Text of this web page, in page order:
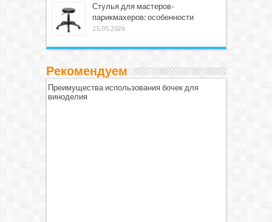
Стулья для мастеров-
парикмахеров: особенности
25.05.2026
Рекомендуем
Преимущества использования бочек для
виноделия